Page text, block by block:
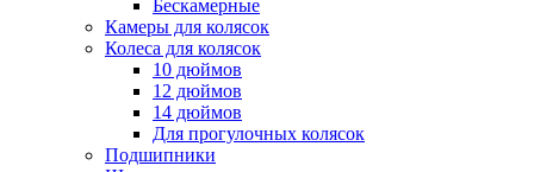
Бескамерные
Камеры для колясок
Колеса для колясок
10 дюймов
12 дюймов
14 дюймов
Для прогулочных колясок
Подшипники